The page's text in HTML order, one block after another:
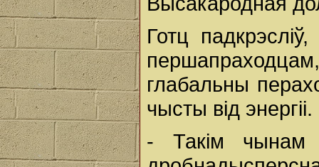
Готц
глабальны
чысты від энергіі.
- Такім чынам